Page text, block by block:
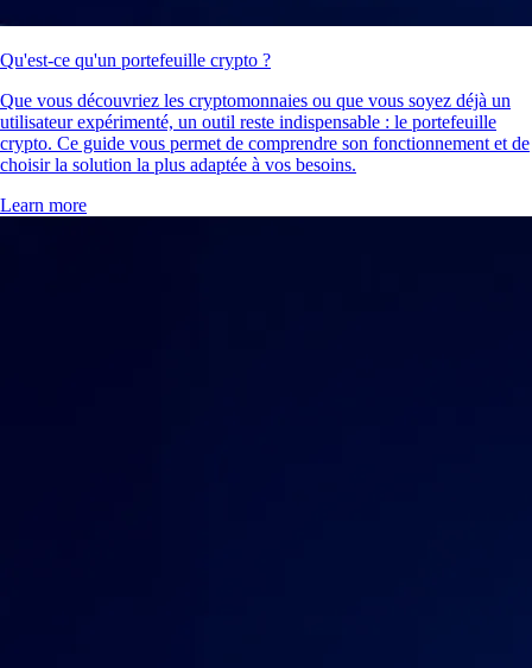
Qu'est-ce qu'un portefeuille crypto ?
Que vous découvriez les cryptomonnaies ou que vous soyez déjà un
utilisateur expérimenté, un outil reste indispensable : le portefeuille
crypto. Ce guide vous permet de comprendre son fonctionnement et de
choisir la solution la plus adaptée à vos besoins.
Learn more